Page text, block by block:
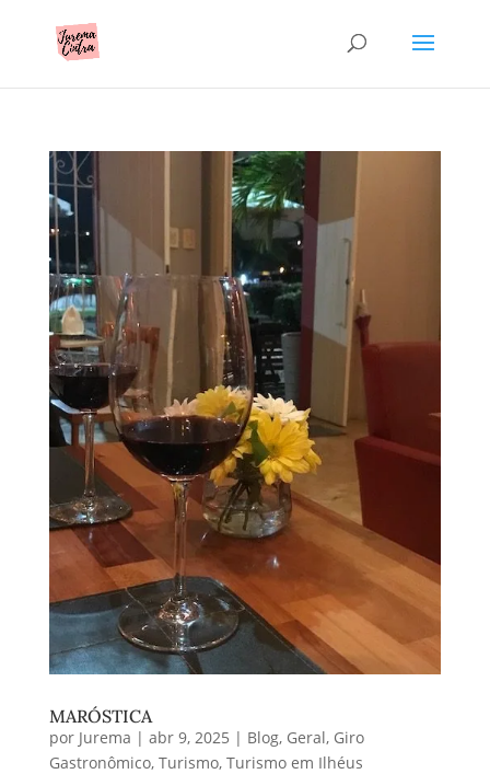
MARÓSTICA
por Jurema | abr 9, 2025 | Blog, Geral, Giro
Gastronômico, Turismo, Turismo em Ilhéus